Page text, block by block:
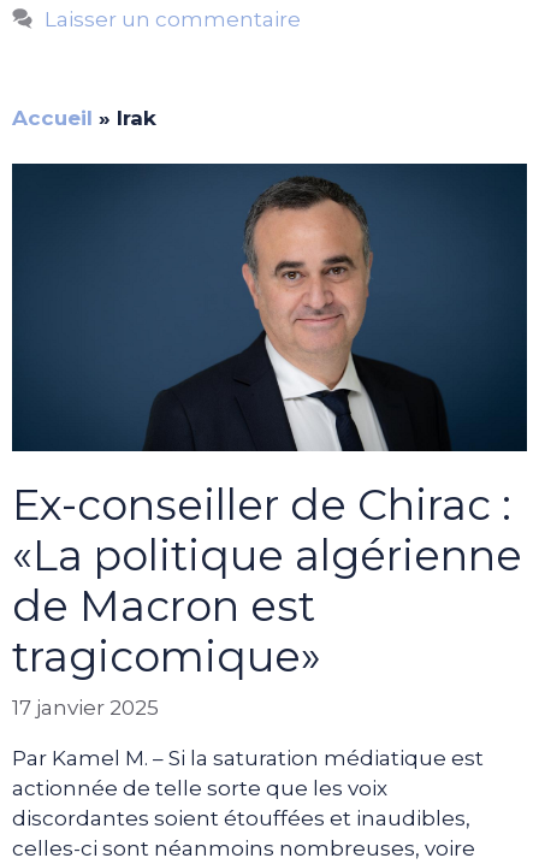
Laisser un commentaire
Accueil » Irak
Ex-conseiller de Chirac :
«La politique algérienne
de Macron est
tragicomique»
17 janvier 2025
Par Kamel M. – Si la saturation médiatique est
actionnée de telle sorte que les voix
discordantes soient étouffées et inaudibles,
celles-ci sont néanmoins nombreuses, voire